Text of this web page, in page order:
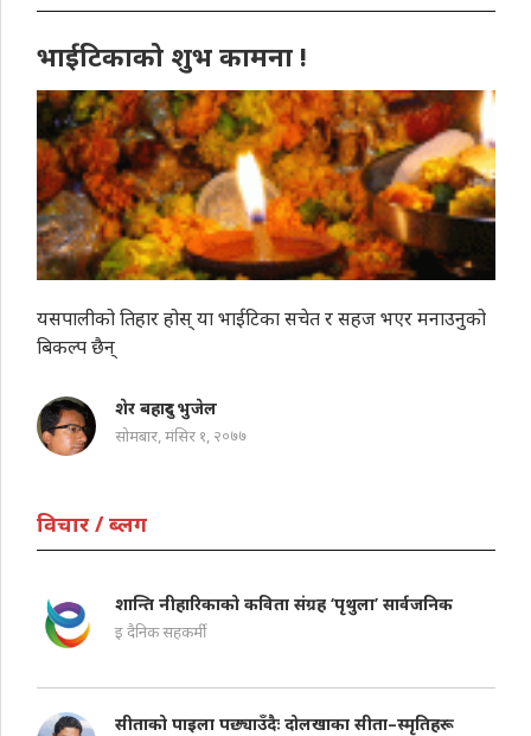
भाईटिकाको शुभ कामना !
यसपालीको तिहार होस् या भाईटिका सचेत र सहज भएर मनाउनुको
बिकल्प छैन्
शेर बहादुर भुजेल
सोमबार, मंसिर १, २०७७
विचार / ब्लग
शान्ति नीहारिकाको कविता संग्रह ‘पृथुला’ सार्वजनिक
इ दैनिक सहकर्मी
सीताको पाइला पछ्याउँदैः दोलखाका सीता–स्मृतिहरू